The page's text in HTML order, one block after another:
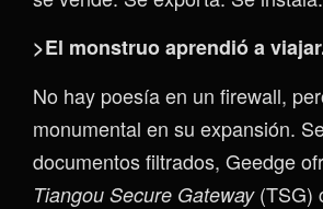
>El monstruo aprendió a
No hay poesía en un firewall,
monumental en su expansión.
documentos filtrados, Geedge
Tiangou Secure Gateway(TSG)